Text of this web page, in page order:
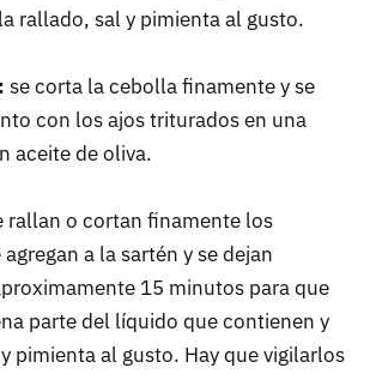
rallado, sal y pimienta al gusto.
se corta la cebolla finamente y se
con los ajos triturados en una
aceite de oliva.
rallan o cortan finamente los
a la sartén y se dejan
15 minutos para que
parte del líquido que contienen y
pimienta al gusto. Hay que vigilarlos